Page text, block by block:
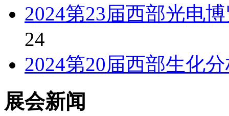
2024第23届西部光电
24
2024第20届西部生化
展会新闻